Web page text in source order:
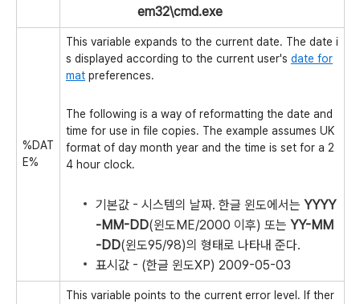
em32\cmd.exe
%DAT
E%
This variable expands to the current date. The date i
s displayed according to the current user's date for
mat preferences.
The following is a way of reformatting the date and
time for use in file copies. The example assumes UK
format of day month year and the time is set for a 2
4 hour clock.
기본값 - 시스템의 날짜. 한글 윈도에서는 YYYY
-MM-DD(윈도ME/2000 이후) 또는 YY-MM
-DD(윈도95/98)의 형태로 나타내 준다.
표시값 - (한글 윈도XP) 2009-05-03
This variable points to the current error level. If ther